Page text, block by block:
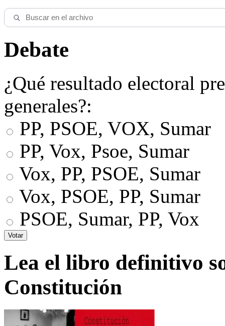
Debate
¿Qué resultado electoral
generales?:
PP, PSOE, VOX, Sumar
PP, Vox, Psoe, Sumar
Vox, PP, PSOE, Sumar
Vox, PSOE, PP, Sumar
PSOE, Sumar, PP, Vox
Lea el libro definitivo
Constitución